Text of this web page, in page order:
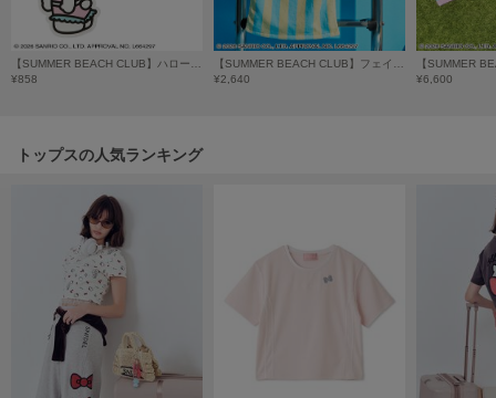
gelato pique
ジェラート ピケ
GELATO PIQUE CAT&DOG
ジェラート ピケ キャットアンドドッグ
ジェラート ピケ スリープ
へノン
HUNTER
ハンター
¥858
¥2,640
¥6,600
トップスの人気ランキング